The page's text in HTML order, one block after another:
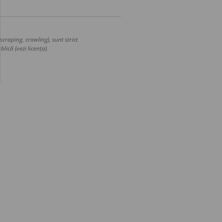
crawling), sunt strict
(vezi licența).